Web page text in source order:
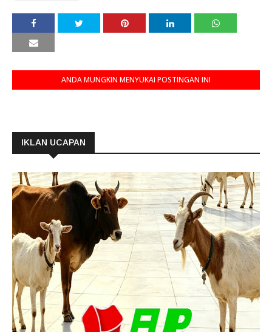
ANDA MUNGKIN MENYUKAI POSTINGAN INI
IKLAN UCAPAN